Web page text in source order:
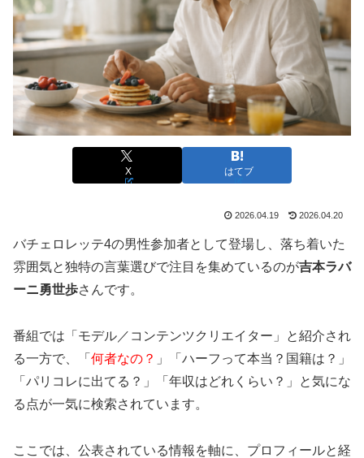
X はてブ
2026.04.19 2026.04.20
バチェロレッテ4の男性参加者として登場し、落ち着いた
雰囲気と独特の言葉選びで注目を集めているのが吉本ラバ
ーニ勇世歩さんです。
番組では「モデル／コンテンツクリエイター」と紹介され
る一方で、「 何者なの？ 」「ハーフって本当？国籍は？」
「パリコレに出てる？」「年収はどれくらい？」と気にな
る点が一気に検索されています。
ここでは、公表されている情報を軸に、プロフィールと経